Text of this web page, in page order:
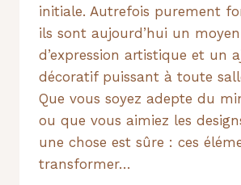
initiale. Autrefois purement
ils sont aujourd’hui un moyen
d’expression artistique et un
décoratif puissant à toute
Que vous soyez adepte du
ou que vous aimiez les
une chose est sûre : ces
transformer…